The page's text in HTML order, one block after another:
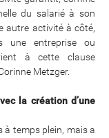
du salarié à son
autre activité à côté,
entreprise ou
à cette clause
Metzger.
la création d’une
à temps plein, mais a